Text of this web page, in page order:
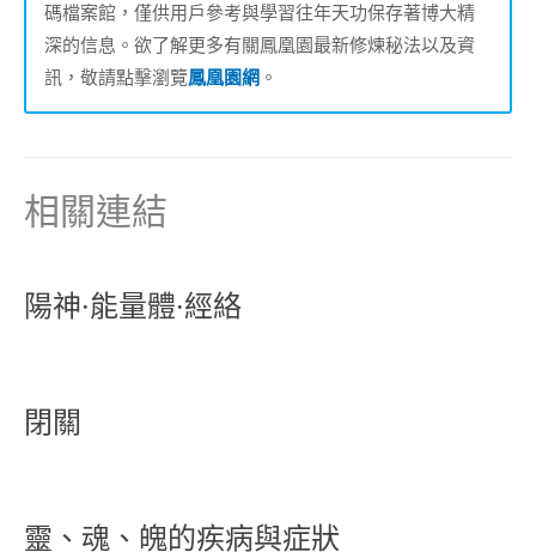
碼檔案館，僅供用戶參考與學習往年天功保存著博大精
深的信息。欲了解更多有關鳳凰園最新修煉秘法以及資
訊，敬請點擊瀏覽鳳凰園網 。
相關連結
陽神·能量體·經絡
閉關
靈、魂、魄的疾病與症狀